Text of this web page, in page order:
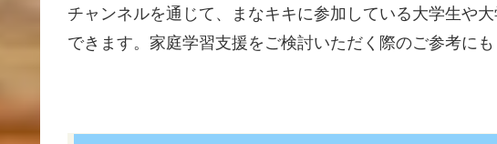
チャンネルを通 じて、まなキキに参加 している大学生や
できます。 家庭学習支援をご検討いただく 際のご参考にも